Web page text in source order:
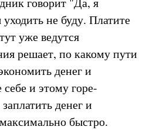
не буду. Платите
уже ведутся
решает, по какому пути
денег и
и этому горе-
денег и
быстро.